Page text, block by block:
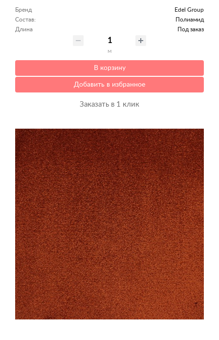
Бренд
Edel Group
Состав:
Полиамид
Длина
Под заказ
м
В корзину
Добавить в избранное
Заказать в 1 клик